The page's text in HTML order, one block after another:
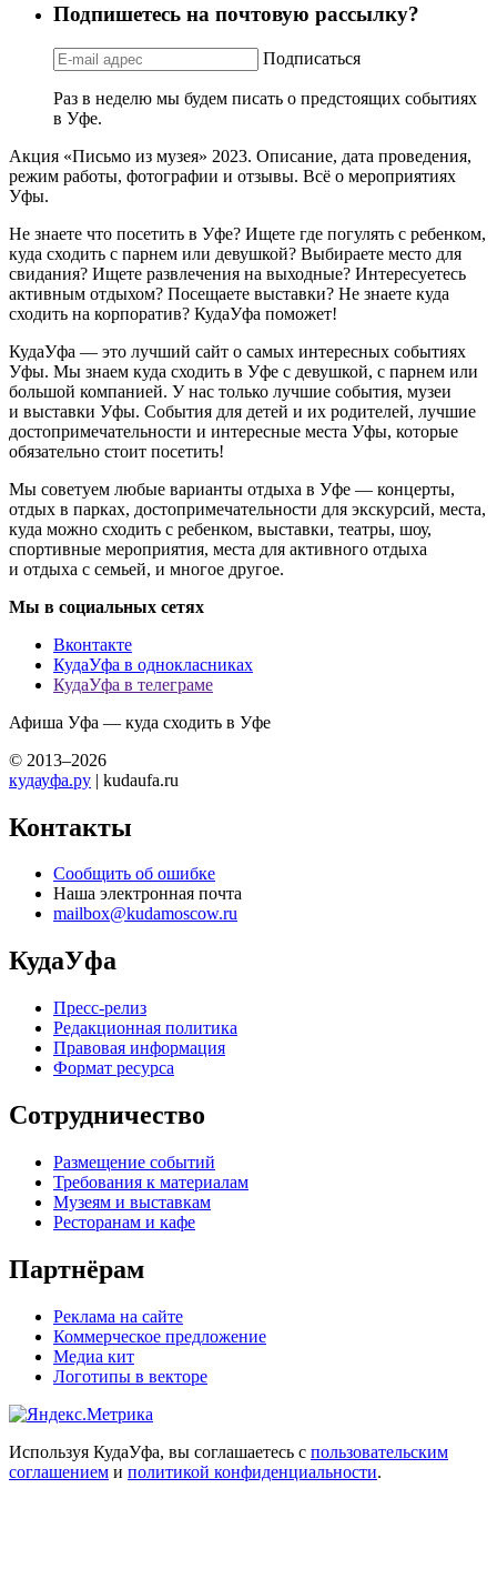
Подпишетесь на почтовую рассылку?
Подписаться
Раз в неделю мы будем писать о предстоящих событиях
в Уфе.
Акция «Письмо из музея» 2023. Описание, дата проведения,
режим работы, фотографии и отзывы. Всё о мероприятиях
Уфы.
Не знаете что посетить в Уфе? Ищете где погулять с ребенком,
куда сходить с парнем или девушкой? Выбираете место для
свидания? Ищете развлечения на выходные? Интересуетесь
активным отдыхом? Посещаете выставки? Не знаете куда
сходить на корпоратив? КудаУфа поможет!
КудаУфа — это лучший сайт о самых интересных событиях
Уфы. Мы знаем куда сходить в Уфе с девушкой, с парнем или
большой компанией. У нас только лучшие события, музеи
и выставки Уфы. События для детей и их родителей, лучшие
достопримечательности и интересные места Уфы, которые
обязательно стоит посетить!
Мы советуем любые варианты отдыха в Уфе — концерты,
отдых в парках, достопримечательности для экскурсий, места,
куда можно сходить с ребенком, выставки, театры, шоу,
спортивные мероприятия, места для активного отдыха
и отдыха с семьей, и многое другое.
Мы в социальных сетях
Вконтакте
КудаУфа в однокласниках
КудаУфа в телеграме
Афиша Уфа — куда сходить в Уфе
© 2013–2026
кудауфа.ру | kudaufa.ru
Контакты
Сообщить об ошибке
Наша электронная почта
mailbox@kudamoscow.ru
КудаУфа
Пресс-релиз
Редакционная политика
Правовая информация
Формат ресурса
Сотрудничество
Размещение событий
Требования к материалам
Музеям и выставкам
Ресторанам и кафе
Партнёрам
Реклама на сайте
Коммерческое предложение
Медиа кит
Логотипы в векторе
Используя КудаУфа, вы соглашаетесь с пользовательским
соглашением и политикой конфиденциальности.